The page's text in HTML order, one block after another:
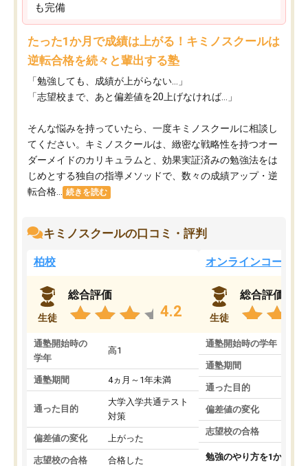
も完備
たった1か月で成績は上がる！キミノスクールは
逆転合格を続々と輩出する塾
「勉強しても、成績が上がらない…」
「志望校まで、あと偏差値を20上げなければ…」
そんな悩みを持っていたら、一度キミノスクールに相談し
てください。キミノスクールは、緻密な戦略性を持つオー
ダーメイドのカリキュラムと、効果実証済みの勉強法をは
じめとする独自の指導メソッドで、数々の成績アップ・逆
転合格...
続きを読む
キミノスクールの口コミ・評判
柏校
生徒
総合評価
4.2
通塾開始時の
学年
高1
通塾期間 4ヵ月～1年未満
通った目的
大学入学共通テスト
対策
偏差値の変化 上がった
志望校の合格 合格した
オンラインコース
生徒
総合評価
通塾開始時の学年
通塾期間
通った目的
偏差値の変化
志望校の合格
勉強のやり方を1から教